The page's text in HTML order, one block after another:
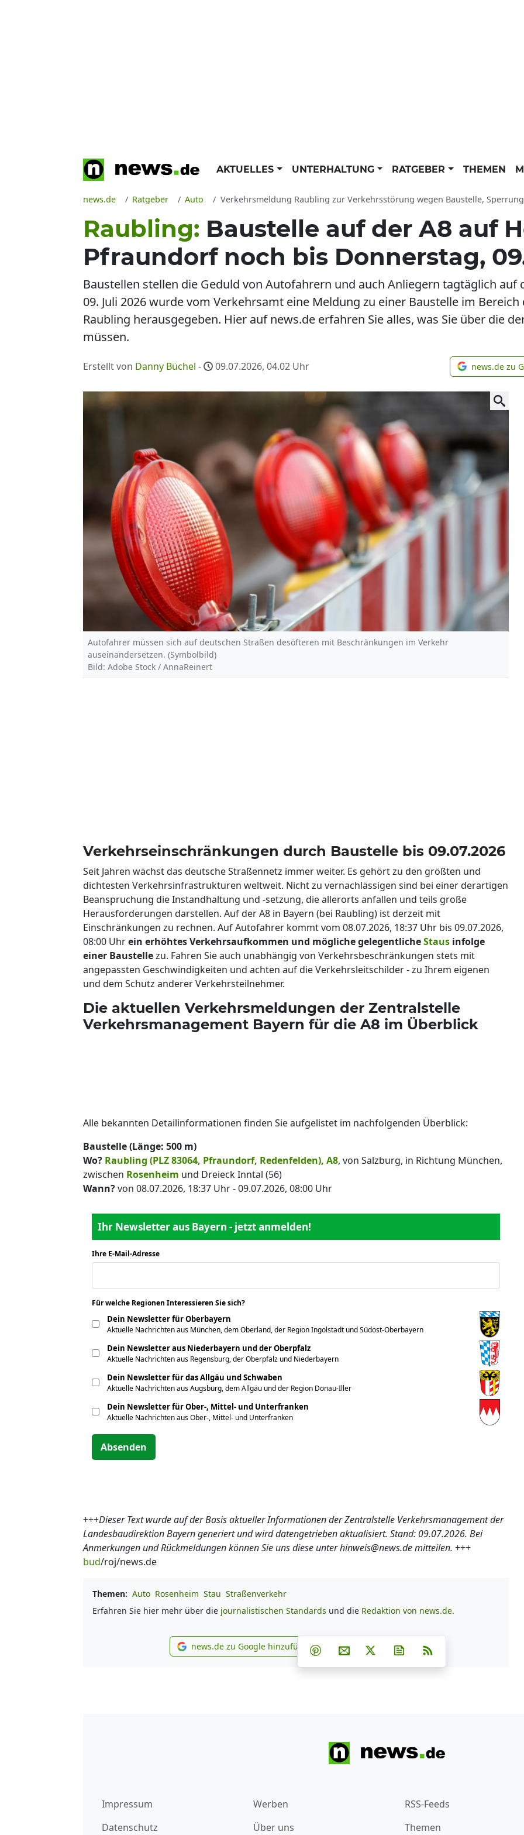
AKTUELLES UNTERHALTUNG RATGEBER THEMEN
news.de Ratgeber Auto Verkehrsmeldung Raubling zur Verkehrsstörung wegen Baustelle, Sperrung, Einschränkung von 08.07.2026 bis 09.07.2026:
Raubling: Baustelle auf der A8 auf
Pfraundorf noch bis Donnerstag,
Baustellen stellen die Geduld von Autofahrern und auch Anliegern tagtäglich auf
09. Juli 2026 wurde vom Verkehrsamt eine Meldung zu einer Baustelle im
Raubling herausgegeben. Hier auf news.de erfahren Sie alles, was Sie über die
müssen.
Erstellt von Danny Büchel - 09.07.2026, 04.02 Uhr news.de zu
Autofahrer müssen sich auf deutschen Straßen desöfteren mit Beschränkungen im Verkehr
auseinandersetzen. (Symbolbild)
Bild: Adobe Stock / AnnaReinert
Verkehrseinschränkungen durch Baustelle bis 09.07.2026
Seit Jahren wächst das deutsche Straßennetz immer weiter. Es gehört zu den größten und
dichtesten Verkehrsinfrastrukturen weltweit. Nicht zu vernachlässigen sind bei einer derartigen
Beanspruchung die Instandhaltung und -setzung, die allerorts anfallen und teils große
Herausforderungen darstellen. Auf der A8 in Bayern (bei Raubling) ist derzeit mit
Einschränkungen zu rechnen. Auf Autofahrer kommt vom 08.07.2026, 18:37 Uhr bis 09.07.2026,
08:00 Uhrein erhöhtes Verkehrsaufkommen und mögliche gelegentlicheStaus infolge
einer Baustellezu. Fahren Sie auch unabhängig von Verkehrsbeschränkungen stets mit
angepassten Geschwindigkeiten und achten auf die Verkehrsleitschilder - zu Ihrem eigenen
und dem Schutz anderer Verkehrsteilnehmer.
Die aktuellen Verkehrsmeldungen der Zentralstelle
Verkehrsmanagement Bayern für die A8 im Überblick
Alle bekannten Detailinformationen finden Sie aufgelistet im nachfolgenden Überblick:
Baustelle (Länge: 500 m)
Wo? Raubling (PLZ 83064, Pfraundorf, Redenfelden), A8, von Salzburg, in Richtung München,
zwischen Rosenheim und Dreieck Inntal (56)
Wann?von 08.07.2026, 18:37 Uhr - 09.07.2026, 08:00 Uhr
Ihr Newsletter aus Bayern - jetzt anmelden!
Ihre E-Mail-Adresse
Für welche Regionen Interessieren Sie sich?
Dein Newsletter für Oberbayern
Aktuelle Nachrichten aus München, dem Oberland, der Region Ingolstadt und Südost-Oberbayern
Dein Newsletter aus Niederbayern und der Oberpfalz
Aktuelle Nachrichten aus Regensburg, der Oberpfalz und Niederbayern
Dein Newsletter für das Allgäu und Schwaben
Aktuelle Nachrichten aus Augsburg, dem Allgäu und der Region Donau-Iller
Dein Newsletter für Ober-, Mittel- und Unterfranken
Aktuelle Nachrichten aus Ober-, Mittel- und Unterfranken
Absenden
+++Dieser Text wurde auf der Basis aktueller Informationen der Zentralstelle Verkehrsmanagement der
Landesbaudirektion Bayern generiert und wird datengetrieben aktualisiert. Stand: 09.07.2026. Bei
Anmerkungen und Rückmeldungen können Sie uns diese unter hinweis@news.de mitteilen. +++
bud/roj/news.de
Themen: Auto Rosenheim Stau Straßenverkehr
Erfahren Sie hier mehr über die journalistischen Standards und die Redaktion von news.de.
news.de zu Google hinzufügen
news.de zu Google hinzufügen Teilen auf Facebook
Teilen auf Whatsapp
Teilen auf Telegram
Teilen auf Pinterest
Per E-Mail teilen
Post auf XNewsletter abonnieren
Impressum
Datenschutz
Werben
Über uns
RSS-Feeds
Themen